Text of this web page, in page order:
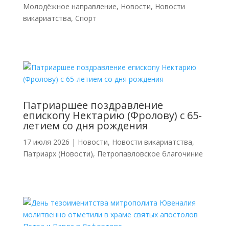
Молодёжное направление, Новости, Новости
викариатства, Спорт
Патриаршее поздравление
епископу Нектарию (Фролову) с 65-
летием со дня рождения
17 июля 2026 | Новости, Новости викариатства,
Патриарх (Новости), Петропавловское благочиние